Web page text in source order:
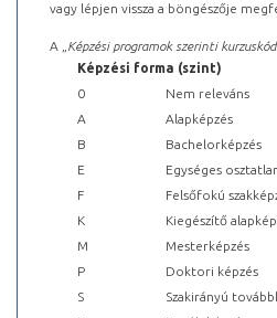
vagy lépjen vissza a böngészője
A „ Képzési programok szerinti
Képzési forma (szint)
0
Nem releváns
A
Alapképzés
B
Bachelorképzés
E
Egységes
F
Felsőfokú
K
Kiegészítő
M
Mesterképzés
P
Doktori képzés
S
Szakirányú